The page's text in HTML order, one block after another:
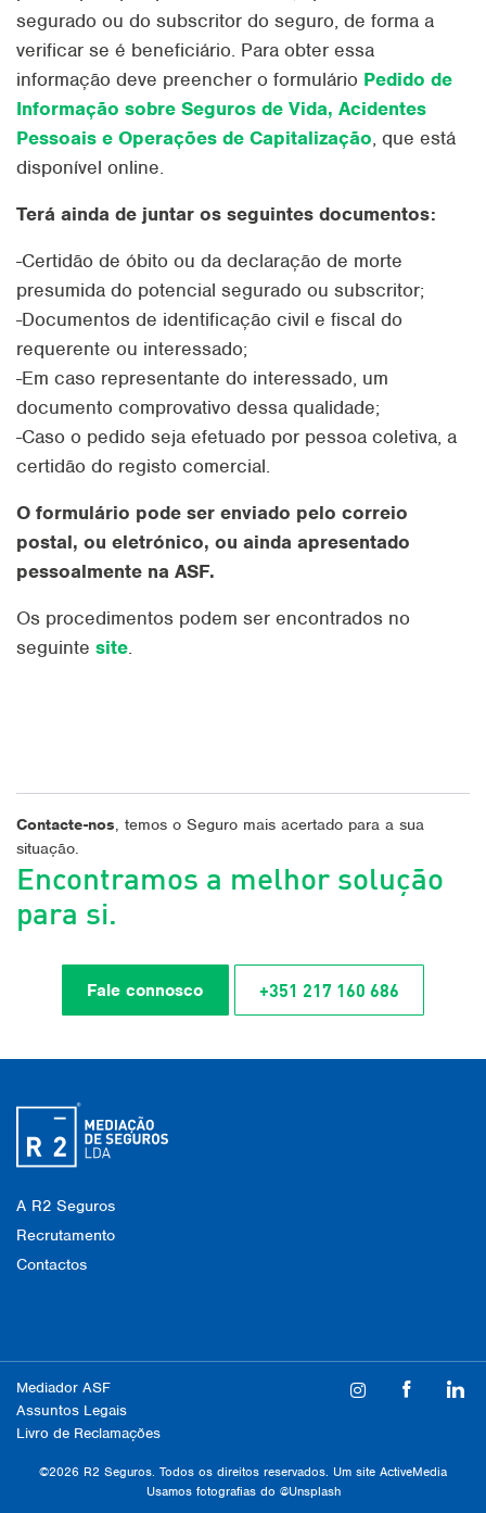
segurado ou do subscritor do seguro, de forma a
verificar se é beneficiário. Para obter essa
informação deve preencher o formulário Pedido de
Informação sobre Seguros de Vida, Acidentes
Pessoais e Operações de Capitalização, que está
disponível online.
Terá ainda de juntar os seguintes documentos:
-Certidão de óbito ou da declaração de morte
presumida do potencial segurado ou subscritor;
-Documentos de identificação civil e fiscal do
requerente ou interessado;
-Em caso representante do interessado, um
documento comprovativo dessa qualidade;
-Caso o pedido seja efetuado por pessoa coletiva, a
certidão do registo comercial.
O formulário pode ser enviado pelo correio
postal, ou eletrónico, ou ainda apresentado
pessoalmente na ASF.
Os procedimentos podem ser encontrados no
seguinte site.
Contacte-nos, temos o Seguro mais acertado para a sua
situação.
Encontramos a melhor solução
para si.
Fale connosco +351 217 160 686
A R2 Seguros
Recrutamento
Contactos
Mediador ASF
Assuntos Legais
Livro de Reclamações
©2026 R2 Seguros. Todos os direitos reservados. Um site ActiveMedia
Usamos fotografias do @Unsplash